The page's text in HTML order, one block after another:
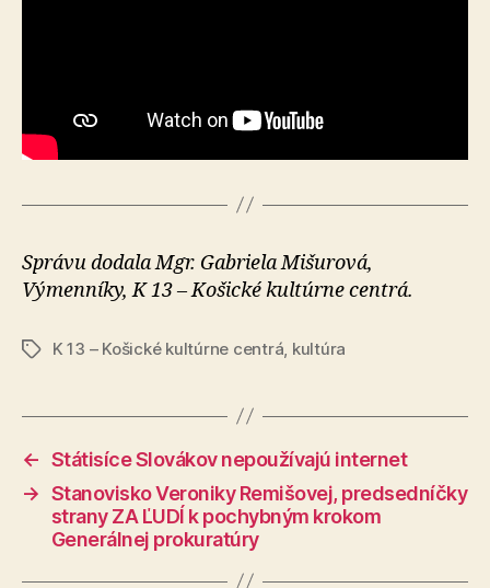
Správu dodala Mgr. Gabriela Mišurová,
Výmenníky, K 13 – Košické kultúrne centrá.
ZnačkyK 13 – Košické kultúrne centrá kultúra
← Státisíce Slovákov nepoužívajú internet
→ Stanovisko Veroniky Remišovej, predsedníčky
strany ZA ĽUDÍ k pochybným krokom
Generálnej prokuratúry